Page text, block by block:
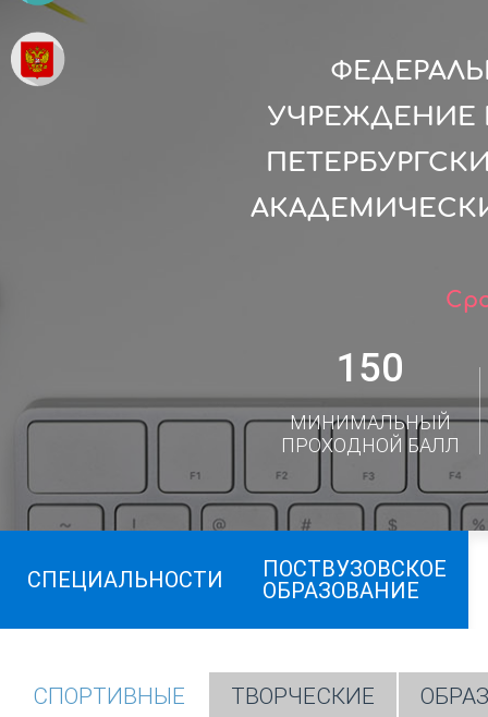
УЧРЕЖДЕНИЕ
150
МИНИМАЛЬНЫЙ
ПРОХОДНОЙ БАЛЛ
СПЕЦИАЛЬНОСТИ
ПОСТВУЗОВСКОЕ
ОБРАЗОВАНИЕ
СПОРТИВНЫЕ ТВОРЧЕСКИЕ